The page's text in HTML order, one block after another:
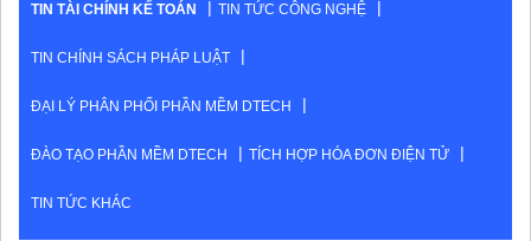
TIN TÀI CHÍNH KẾ TOÁN TIN TỨC CÔNG NGHỆ
TIN CHÍNH SÁCH PHÁP LUẬT
ĐẠI LÝ PHÂN PHỐI PHẦN MỀM DTECH
ĐÀO TẠO PHẦN MỀM DTECH TÍCH HỢP HÓA ĐƠN ĐIỆN TỬ
TIN TỨC KHÁC